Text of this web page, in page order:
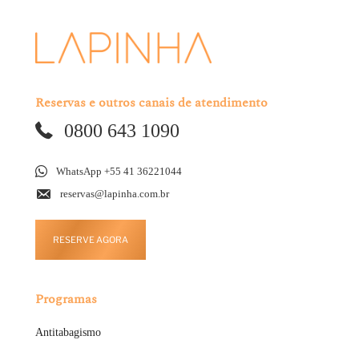
Reservas e outros canais de atendimento
0800 643 1090
WhatsApp +55 41 36221044
reservas@lapinha.com.br
RESERVE AGORA
Programas
Antitabagismo